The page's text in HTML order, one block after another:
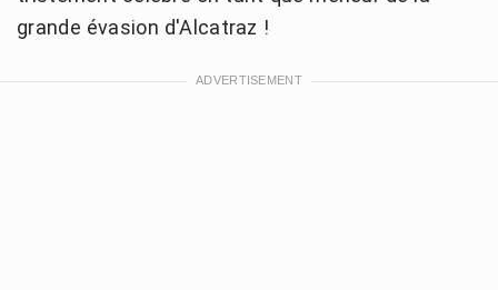
grande évasion d'Alcatraz !